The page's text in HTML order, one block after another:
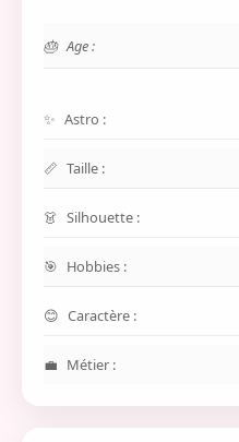
Age :
Astro :
Taille :
Silhouette :
Hobbies :
Caractère :
Métier :